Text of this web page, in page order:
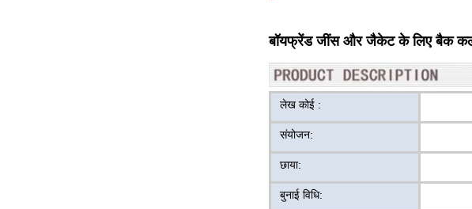
बॉयफ्रेंड जींस और जैकेट के लिए बैक
लेख कोई :
संयोजन:
छाया:
बुनाई विधि: